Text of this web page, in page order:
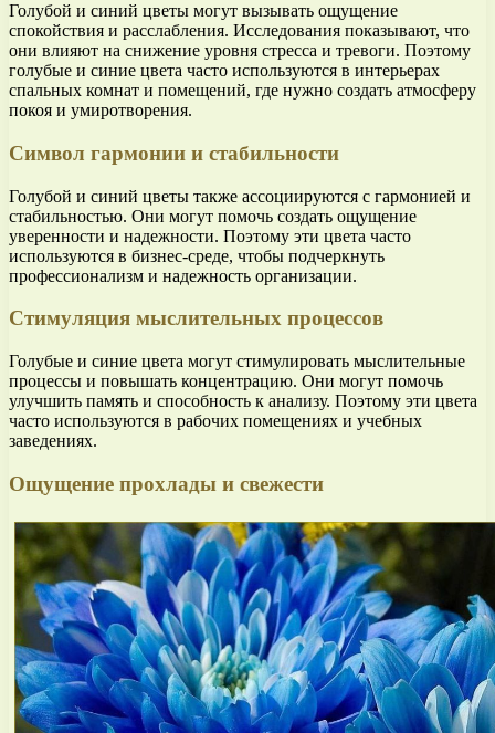
Голубой и синий цветы могут вызывать ощущение
спокойствия и расслабления. Исследования показывают, что
они влияют на снижение уровня стресса и тревоги. Поэтому
голубые и синие цвета часто используются в интерьерах
спальных комнат и помещений, где нужно создать атмосферу
покоя и умиротворения.
Символ гармонии и стабильности
Голубой и синий цветы также ассоциируются с гармонией и
стабильностью. Они могут помочь создать ощущение
уверенности и надежности. Поэтому эти цвета часто
используются в бизнес-среде, чтобы подчеркнуть
профессионализм и надежность организации.
Стимуляция мыслительных процессов
Голубые и синие цвета могут стимулировать мыслительные
процессы и повышать концентрацию. Они могут помочь
улучшить память и способность к анализу. Поэтому эти цвета
часто используются в рабочих помещениях и учебных
заведениях.
Ощущение прохлады и свежести